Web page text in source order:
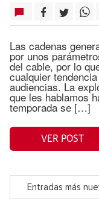
Las cadenas
por unos
del cable, por lo
cualquier
audiencias. La
que les hablamos
temporada se […]
VER POST
Entradas más